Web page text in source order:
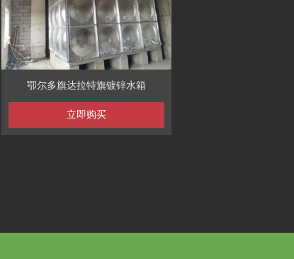
卾尔多旗达拉特旗镀锌水箱
立即购买